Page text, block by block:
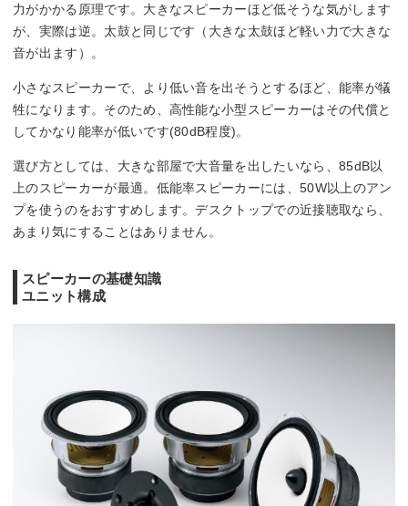
力がかかる原理です。大きなスピーカーほど低そうな気がします
が、実際は逆。太鼓と同じです（大きな太鼓ほど軽い力で大きな
音が出ます）。
小さなスピーカーで、より低い音を出そうとするほど、能率が犠
牲になります。そのため、高性能な小型スピーカーはその代償と
してかなり能率が低いです(80dB程度)。
選び方としては、大きな部屋で大音量を出したいなら、85dB以
上のスピーカーが最適。低能率スピーカーには、50W以上のアン
プを使うのをおすすめします。デスクトップでの近接聴取なら、
あまり気にすることはありません。
スピーカーの基礎知識
ユニット構成